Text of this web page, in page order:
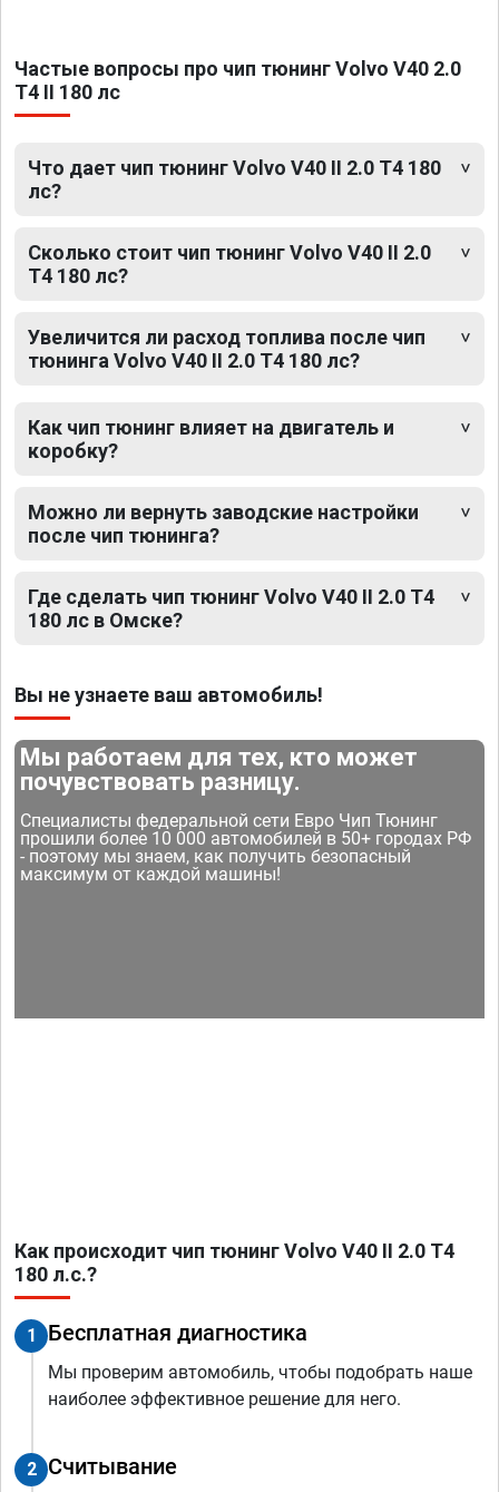
Частые вопросы про чип тюнинг Volvo V40 2.0
T4 II 180 лс
Что дает чип тюнинг Volvo V40 II 2.0 T4 180
лс?
Сколько стоит чип тюнинг Volvo V40 II 2.0
T4 180 лс?
Увеличится ли расход топлива после чип
тюнинга Volvo V40 II 2.0 T4 180 лс?
Как чип тюнинг влияет на двигатель и
коробку?
Можно ли вернуть заводские настройки
после чип тюнинга?
Где сделать чип тюнинг Volvo V40 II 2.0 T4
180 лс в Омске?
Вы не узнаете ваш автомобиль!
Мы работаем для тех, кто может
почувствовать разницу.
Специалисты федеральной сети Евро Чип Тюнинг
прошили более 10 000 автомобилей в 50+ городах РФ
- поэтому мы знаем, как получить безопасный
максимум от каждой машины!
Как происходит чип тюнинг Volvo V40 II 2.0 T4
180 л.с.?
1 Бесплатная диагностика
Мы проверим автомобиль, чтобы подобрать наше
наиболее эффективное решение для него.
2 Считывание